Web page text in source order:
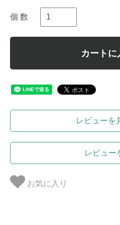
個 数
カートに
レビューを
レビュー
お気に入り